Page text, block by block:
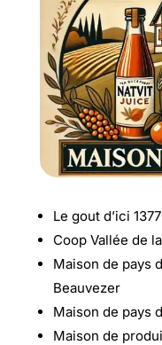
Le gout d’ici
Coop Vallée de
Maison de pays
Beauvezer
Maison de pays
Maison de